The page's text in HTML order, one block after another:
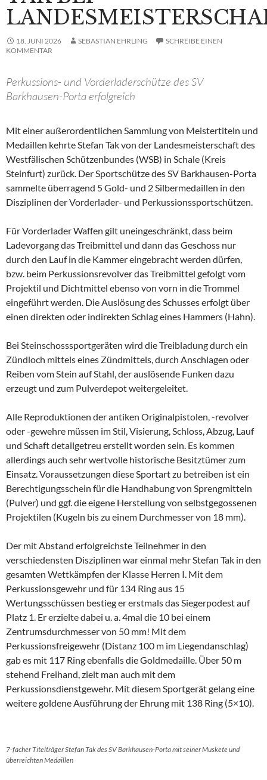
18. JUNI 2026 SEBASTIAN EHRLING
SCHREIBE EINEN
KOMMENTAR
Perkussions- und Vorderladerschütze des SV
Barkhausen-Porta erfolgreich
Mit einer außerordentlichen Sammlung von Meistertiteln und
Medaillen kehrte Stefan Tak von der Landesmeisterschaft des
Westfälischen Schützenbundes (WSB) in Schale (Kreis
Steinfurt) zurück. Der Sportschütze des SV Barkhausen-Porta
sammelte überragend 5 Gold- und 2 Silbermedaillen in den
Disziplinen der Vorderlader- und Perkussionssportschützen.
Für Vorderlader Waffen gilt uneingeschränkt, dass beim
Ladevorgang das Treibmittel und dann das Geschoss nur
durch den Lauf in die Kammer eingebracht werden dürfen,
bzw. beim Perkussionsrevolver das Treibmittel gefolgt vom
Projektil und Dichtmittel ebenso von vorn in die Trommel
eingeführt werden. Die Auslösung des Schusses erfolgt über
einen direkten oder indirekten Schlag eines Hammers (Hahn).
Bei Steinschosssportgeräten wird die Treibladung durch ein
Zündloch mittels eines Zündmittels, durch Anschlagen oder
Reiben vom Stein auf Stahl, der auslösende Funken dazu
erzeugt und zum Pulverdepot weitergeleitet.
Alle Reproduktionen der antiken Originalpistolen, -revolver
oder -gewehre müssen im Stil, Visierung, Schloss, Abzug, Lauf
und Schaft detailgetreu erstellt worden sein. Es kommen
allerdings auch sehr wertvolle historische Besitztümer zum
Einsatz. Voraussetzungen diese Sportart zu betreiben ist ein
Berechtigungsschein für die Handhabung von Sprengmitteln
(Pulver) und ggf. die eigene Herstellung von selbstgegossenen
Projektilen (Kugeln bis zu einem Durchmesser von 18 mm).
Der mit Abstand erfolgreichste Teilnehmer in den
verschiedensten Disziplinen war einmal mehr Stefan Tak in den
gesamten Wettkämpfen der Klasse Herren I. Mit dem
Perkussionsgewehr und für 134 Ring aus 15
Wertungsschüssen bestieg er erstmals das Siegerpodest auf
Platz 1. Er erzielte dabei u. a. 4mal die 10 bei einem
Zentrumsdurchmesser von 50 mm! Mit dem
Perkussionsfreigewehr (Distanz 100 m im Liegendanschlag)
gab es mit 117 Ring ebenfalls die Goldmedaille. Über 50 m
stehend Freihand, zielt man auch mit dem
Perkussionsdienstgewehr. Mit diesem Sportgerät gelang eine
weitere goldene Ausführung der Ehrung mit 138 Ring (5×10).
7-facher Titelträger Stefan Tak des SV Barkhausen-Porta mit seiner Muskete und
überreichten Medaillen